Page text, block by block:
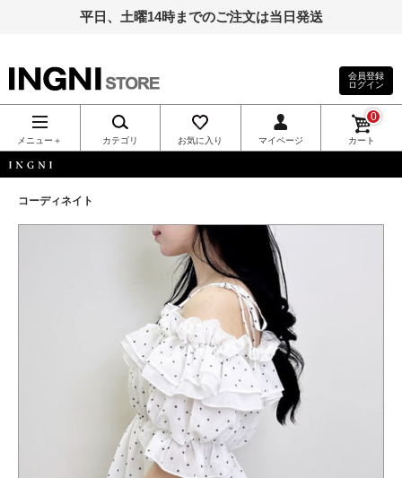
平日、土曜14時までのご注文は当日発送
INGNI（イン
グ）公式通
販｜INGNI
STORE
会員登録
ログイン
メニュー＋ カテゴリ お気に入り マイページ カート
0
コーディネイト